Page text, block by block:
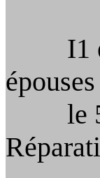
I1
épouses
le